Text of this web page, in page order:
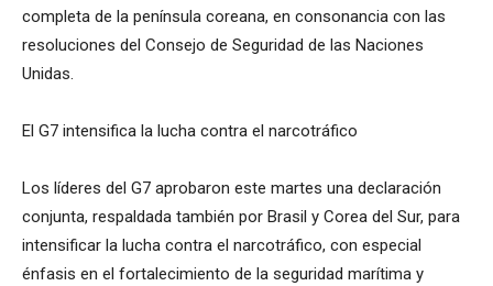
completa de la península coreana, en consonancia con las
resoluciones del Consejo de Seguridad de las Naciones
Unidas.
El G7 intensifica la lucha contra el narcotráfico
Los líderes del G7 aprobaron este martes una declaración
conjunta, respaldada también por Brasil y Corea del Sur, para
intensificar la lucha contra el narcotráfico, con especial
énfasis en el fortalecimiento de la seguridad marítima y